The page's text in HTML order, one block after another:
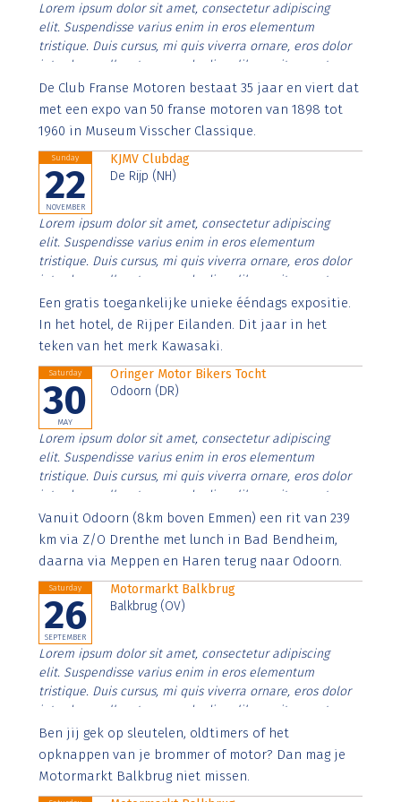
Lorem ipsum dolor sit amet, consectetur adipiscing
elit. Suspendisse varius enim in eros elementum
tristique. Duis cursus, mi quis viverra ornare, eros dolor
interdum nulla, ut commodo diam libero vitae erat.
Aenean faucibus nibh et justo cursus id rutrum lorem
imperdiet. Nunc ut sem vitae risus tristique posuere.
De Club Franse Motoren bestaat 35 jaar en viert dat
met een expo van 50 franse motoren van 1898 tot
1960 in Museum Visscher Classique.
Sunday
22
NOVEMBER
KJMV Clubdag
De Rijp (NH)
Lorem ipsum dolor sit amet, consectetur adipiscing
elit. Suspendisse varius enim in eros elementum
tristique. Duis cursus, mi quis viverra ornare, eros dolor
interdum nulla, ut commodo diam libero vitae erat.
Aenean faucibus nibh et justo cursus id rutrum lorem
imperdiet. Nunc ut sem vitae risus tristique posuere.
Een gratis toegankelijke unieke ééndags expositie.
In het hotel, de Rijper Eilanden. Dit jaar in het
teken van het merk Kawasaki.
Saturday
30
MAY
Oringer Motor Bikers Tocht
Odoorn (DR)
Lorem ipsum dolor sit amet, consectetur adipiscing
elit. Suspendisse varius enim in eros elementum
tristique. Duis cursus, mi quis viverra ornare, eros dolor
interdum nulla, ut commodo diam libero vitae erat.
Aenean faucibus nibh et justo cursus id rutrum lorem
imperdiet. Nunc ut sem vitae risus tristique posuere.
Vanuit Odoorn (8km boven Emmen) een rit van 239
km via Z/O Drenthe met lunch in Bad Bendheim,
daarna via Meppen en Haren terug naar Odoorn.
Saturday
26
SEPTEMBER
Motormarkt Balkbrug
Balkbrug (OV)
Lorem ipsum dolor sit amet, consectetur adipiscing
elit. Suspendisse varius enim in eros elementum
tristique. Duis cursus, mi quis viverra ornare, eros dolor
interdum nulla, ut commodo diam libero vitae erat.
Aenean faucibus nibh et justo cursus id rutrum lorem
imperdiet. Nunc ut sem vitae risus tristique posuere.
Ben jij gek op sleutelen, oldtimers of het
opknappen van je brommer of motor? Dan mag je
Motormarkt Balkbrug niet missen.